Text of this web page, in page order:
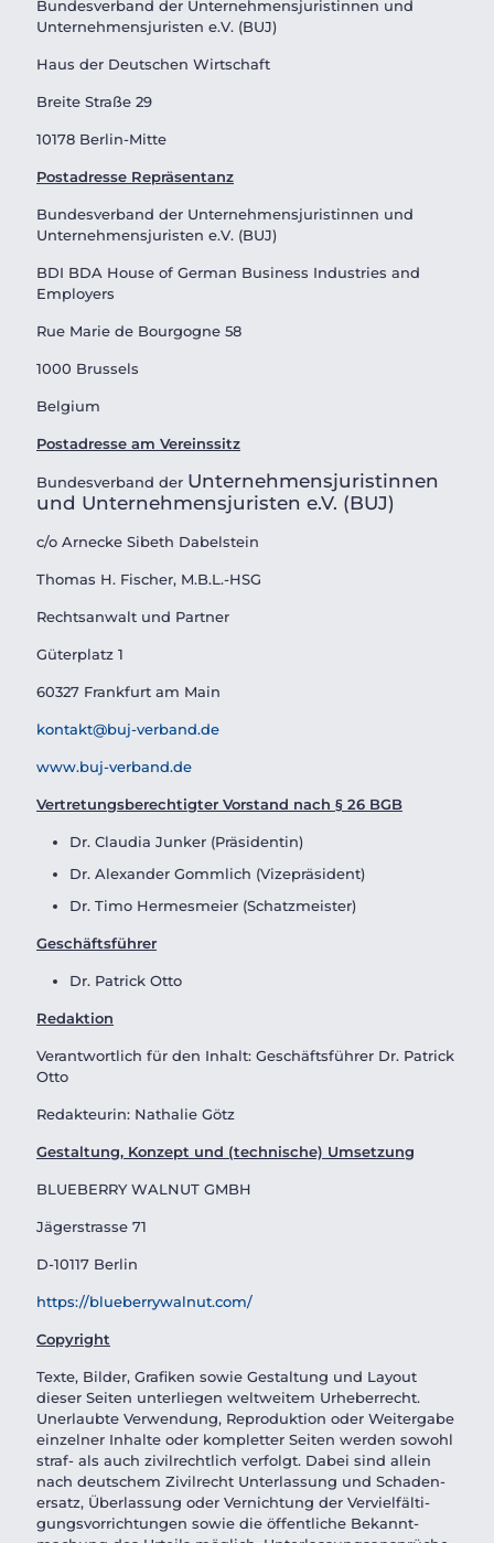
Bundesverband der Unternehmensjuristinnen und
Unternehmensjuristen e.V. (BUJ)
Haus der Deutschen Wirtschaft
Breite Straße 29
10178 Berlin-Mitte
Postadresse Repräsentanz
Bundesverband der Unternehmensjuristinnen und
Unternehmensjuristen e.V. (BUJ)
BDI BDA House of German Business Industries and
Employers
Rue Marie de Bourgogne 58
1000 Brussels
Belgium
Postadresse am Vereinssitz
Bundesverband der Unternehmensjuristinnen
und Unternehmensjuristen e.V. (BUJ)
c/o Arnecke Sibeth Dabelstein
Thomas H. Fischer, M.B.L.-HSG
Rechtsanwalt und Partner
Güterplatz 1
60327 Frankfurt am Main
kontakt@buj-verband.de
www.buj-verband.de
Vertretungsberechtigter Vorstand nach § 26 BGB
Dr. Claudia Junker (Präsidentin)
Dr. Alexander Gommlich (Vizepräsident)
Dr. Timo Hermesmeier (Schatzmeister)
Geschäftsführer
Dr. Patrick Otto
Redaktion
Verantwortlich für den Inhalt: Geschäftsführer Dr. Patrick
Otto
Redakteurin: Nathalie Götz
Gestaltung, Konzept und (technische) Umsetzung
BLUEBERRY WALNUT GMBH
Jägerstrasse 71
D-10117 Berlin
https://blueberrywalnut.com/
Copyright
Texte, Bilder, Grafiken sowie Gestaltung und Layout
dieser Seiten unterliegen weltweitem Urheberrecht.
Unerlaubte Verwendung, Reproduktion oder Weitergabe
einzelner Inhalte oder kompletter Seiten werden sowohl
straf- als auch zivilrechtlich verfolgt. Dabei sind allein
nach deutschem Zivilrecht Unterlassung und Schaden­
ersatz, Überlassung oder Vernichtung der Verviel­fäl­ti­
gungs­vor­rich­tungen sowie die öffentliche Bekannt­